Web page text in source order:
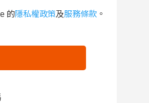
的隱私權政策及服務條款 。